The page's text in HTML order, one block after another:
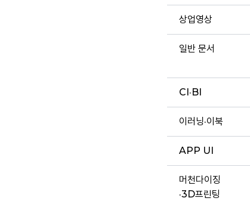
상업영상
일반 문서
CI·BI
이러닝·이북
APP UI
머천다이징
·3D프린팅